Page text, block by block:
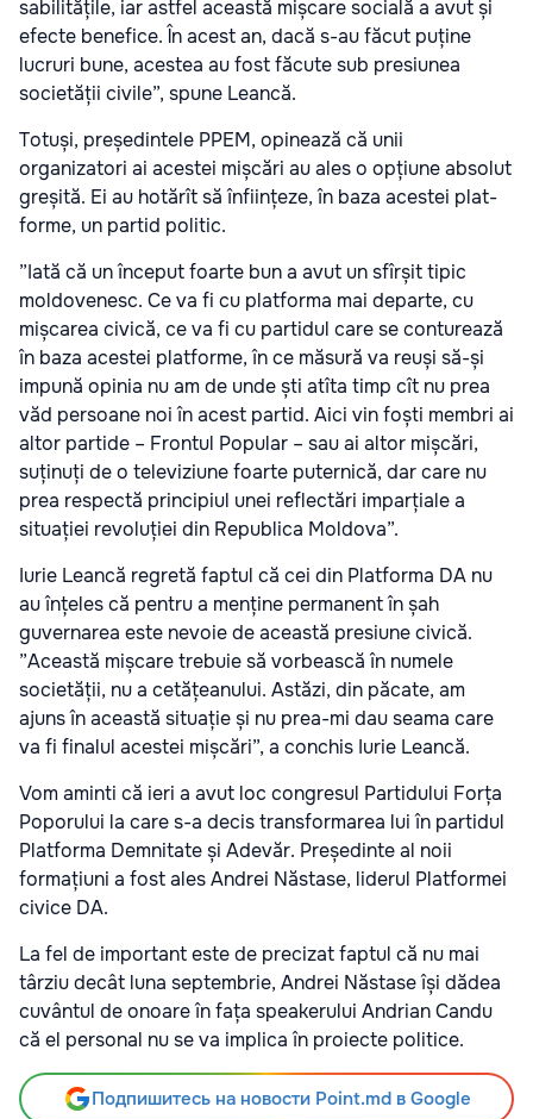
sabilitățile, iar astfel această miș­ca­re socială a avut și
efecte benefice. În acest an, dacă s-au făcut puține
lucruri bune, acestea au fost făcute sub presiunea
societății civile”, spune Leancă.
Totuși, președintele PPEM, opinează că unii
organizatori ai acestei mișcări au ales o opțiune absolut
gre­șită. Ei au ho­tă­rît să înființeze, în baza acestei plat­
forme, un partid politic.
”Iată că un început foarte bun a avut un sfîrșit tipic
moldovenesc. Ce va fi cu platforma mai departe, cu
miș­ca­rea civică, ce va fi cu partidul care se conturează
în baza acestei platforme, în ce măsură va reuși să-și
impună opinia nu am de unde ști atîta timp cît nu prea
văd persoane noi în acest partid. Aici vin foști membri ai
altor partide – Frontul Popular – sau ai altor mișcări,
suținuți de o televiziune foarte puternică, dar care nu
prea respec­tă principiul unei reflectări impar­ția­le a
situației revoluției din Re­pu­blica Moldova”.
Iurie Leancă regretă faptul că cei din Platforma DA nu
au înțeles că pentru a menține permanent în șah
guvernarea este nevoie de această presiune civică.
”Aceas­tă mișcare trebuie să vorbească în numele
societății, nu a cetățea­nu­lui. Astăzi, din păcate, am
ajuns în această situație și nu prea-mi dau seama care
va fi finalul acestei miș­cări”, a conchis Iurie Leancă.
Vom aminti că ieri a avut loc congresul Partidului Forța
Poporului la care s-a decis transformarea lui în partidul
Platforma Demnitate și Adevăr. Președinte al noii
formațiuni a fost ales Andrei Năstase, liderul Platformei
civice DA.
La fel de important este de precizat faptul că nu mai
târziu decât luna septembrie, Andrei Năstase își dădea
cuvântul de onoare în fața speakerului Andrian Candu
că el personal nu se va implica în proiecte politice.
Подпишитесь на новости Point.md в Google